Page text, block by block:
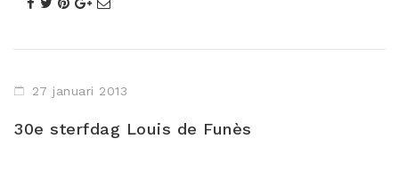
27 januari 2013
30e sterfdag Louis de Funès